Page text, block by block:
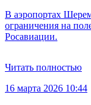
В аэропортах
ограничения на
Росавиации.
Читать полностью
16 марта 2026 10:44